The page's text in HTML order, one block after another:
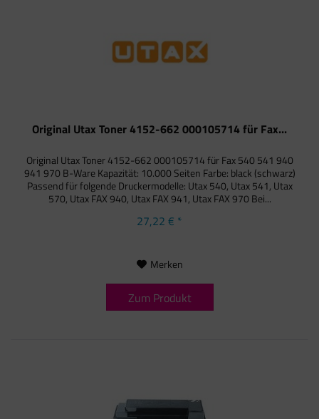
Original Utax Toner 4152-662 000105714 für Fax...
Original Utax Toner 4152-662 000105714 für Fax 540 541 940
941 970 B-Ware Kapazität: 10.000 Seiten Farbe: black (schwarz)
Passend für folgende Druckermodelle: Utax 540, Utax 541, Utax
570, Utax FAX 940, Utax FAX 941, Utax FAX 970 Bei...
27,22 € *
Merken
Zum Produkt